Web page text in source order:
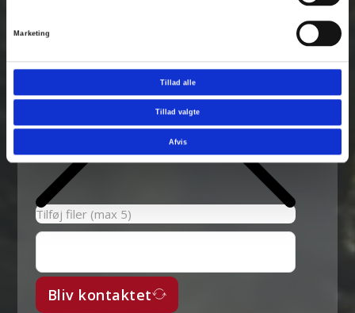
Marketing
Tillad alle
Tillad valgte
Afvis
Tilføj filer (max 5)
Bliv kontaktet